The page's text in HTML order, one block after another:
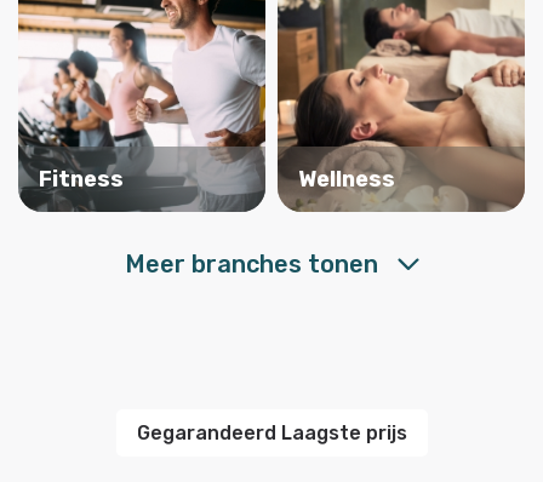
Fitness Wellness
Meer branches tonen
Gegarandeerd Laagste prijs